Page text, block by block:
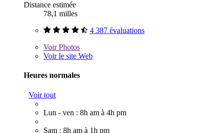
Distance estimée
78,1 milles
4 387 évaluations
VoirPhotos
Voir le site Web
Heures normales
Voir tout
Lun - ven : 8h am à 4h pm
Sam : 8h am à 1h pm